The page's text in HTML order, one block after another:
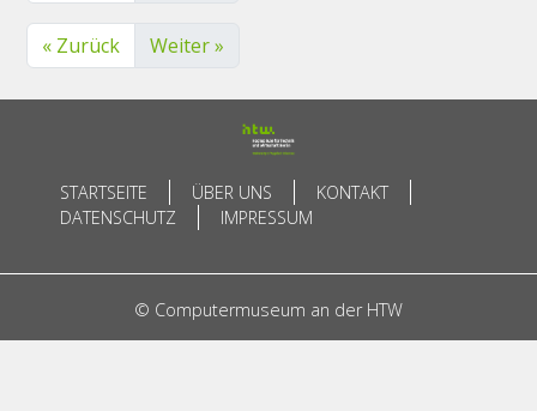
« Zurück Weiter »
STARTSEITE ÜBER UNS
KONTAKT
DATENSCHUTZ
IMPRESSUM
© Computermuseum an der HTW